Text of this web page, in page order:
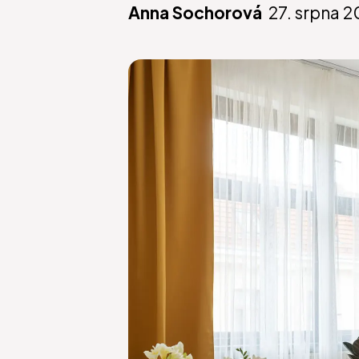
Anna Sochorová 27. srpna